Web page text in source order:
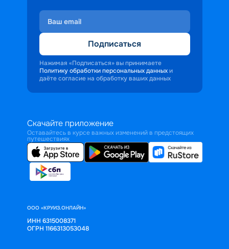
Подписаться
Нажимая «Подписаться» вы принимаете
Политику обработки персональных данных и
даёте согласие на обработку ваших данных
Скачайте приложение
Оставайтесь в курсе важных изменений в предстоящих
путешествиях
ООО «КРУИЗ.ОНЛАЙН»
ИНН 6315008371
ОГРН 1166313053048